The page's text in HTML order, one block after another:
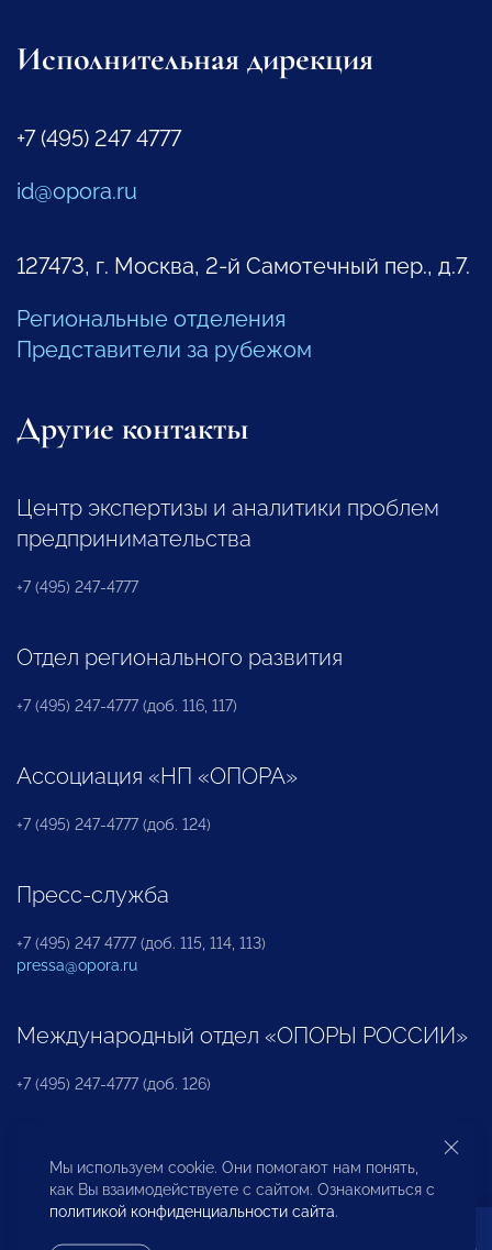
Исполнительная дирекция
+7 (495) 247 4777
id@opora.ru
127473, г. Москва, 2-й Самотечный пер., д.7.
Региональные отделения
Представители за рубежом
Другие контакты
Центр экспертизы и аналитики проблем
предпринимательства
+7 (495) 247-4777
Отдел регионального развития
+7 (495) 247-4777 (доб. 116, 117)
Ассоциация «НП «ОПОРА»
+7 (495) 247-4777 (доб. 124)
Пресс-служба
+7 (495) 247 4777 (доб. 115, 114, 113)
pressa@opora.ru
Международный отдел «ОПОРЫ РОССИИ»
+7 (495) 247-4777 (доб. 126)
Бюро по защите прав предпринимателей и
инвесторов
Мы используем cookie. Они помогают нам понять,
как Вы взаимодействуете с сайтом. Ознакомиться с
политикой конфиденциальности сайта.